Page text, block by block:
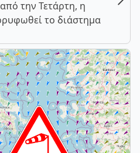
την Τετάρτη, η
το διάστημα